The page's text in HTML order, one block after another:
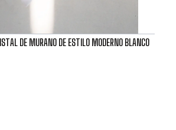
DE MURANO DE ESTILO MODERNO BLANCO